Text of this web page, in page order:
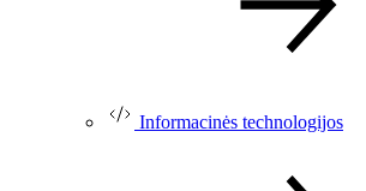
Informacinės technologijos